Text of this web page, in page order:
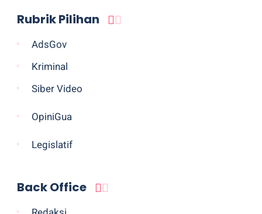
Rubrik Pilihan
AdsGov
Kriminal
Siber Video
OpiniGua
Legislatif
Back Office